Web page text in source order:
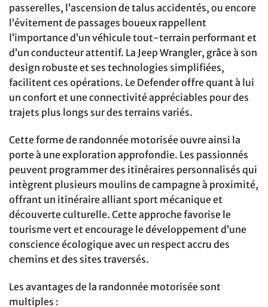
passerelles, l’ascension de talus accidentés, ou encore
l’évitement de passages boueux rappellent
l’importance d’un véhicule tout-terrain performant et
d’un conducteur attentif. La Jeep Wrangler, grâce à son
design robuste et ses technologies simplifiées,
facilitent ces opérations. Le Defender offre quant à lui
un confort et une connectivité appréciables pour des
trajets plus longs sur des terrains variés.
Cette forme de randonnée motorisée ouvre ainsi la
porte à une exploration approfondie. Les passionnés
peuvent programmer des itinéraires personnalisés qui
intègrent plusieurs moulins de campagne à proximité,
offrant un itinéraire alliant sport mécanique et
découverte culturelle. Cette approche favorise le
tourisme vert et encourage le développement d’une
conscience écologique avec un respect accru des
chemins et des sites traversés.
Les avantages de la randonnée motorisée sont
multiples :